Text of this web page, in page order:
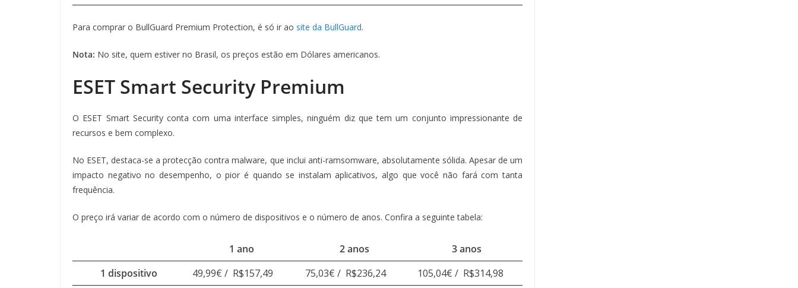
Para comprar o BullGuard Premium Protection, é só ir ao site da BullGuard.
Nota: No site, quem estiver no Brasil, os preços estão em Dólares americanos.
ESET Smart Security Premium
O ESET Smart Security conta com uma interface simples, ninguém diz que tem um conjunto impressionante de
recursos e bem complexo.
No ESET, destaca-se a protecção contra malware, que inclui anti-ramsomware, absolutamente sólida. Apesar de um
impacto negativo no desempenho, o pior é quando se instalam aplicativos, algo que você não fará com tanta
frequência.
O preço irá variar de acordo com o número de dispositivos e o número de anos. Confira a seguinte tabela:
1 ano 2 anos
3 anos
1 dispositivo
49,99€ / R$157,49 75,03€ / R$236,24 105,04€ / R$314,98